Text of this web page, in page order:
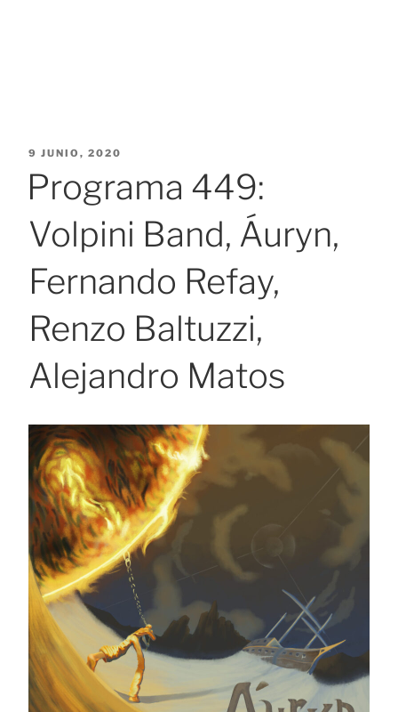
PUBLICADO
9 JUNIO, 2020
Programa 449:
Volpini Band, Áuryn,
Fernando Refay,
Renzo Baltuzzi,
Alejandro Matos